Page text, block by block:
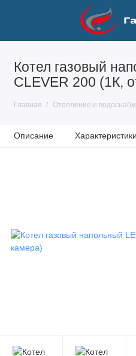
Котел газовый
CLEVER 200 (1К,
Главная Отопление и
Описание Характеристики